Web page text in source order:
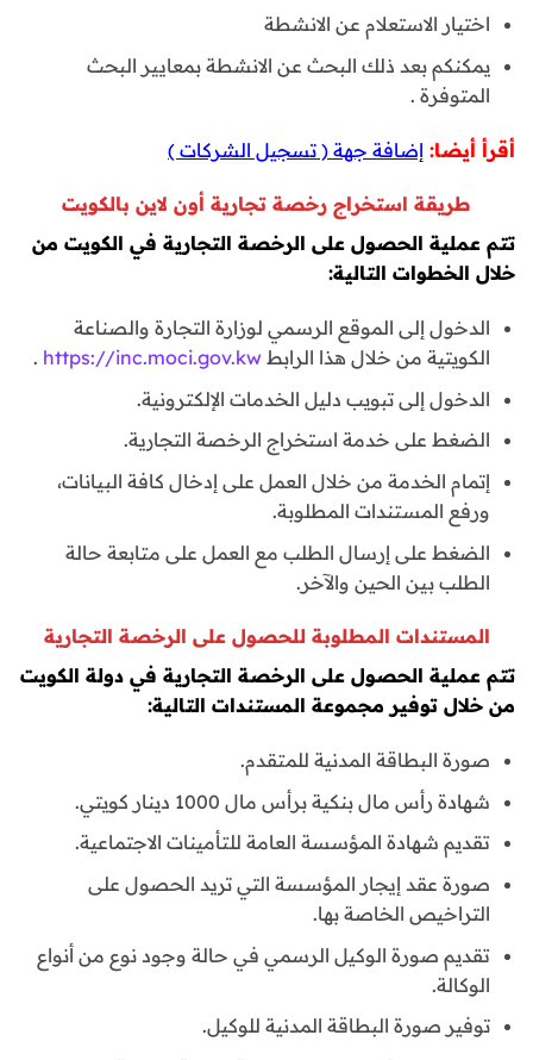
اختيار الاستعلام عن الانشطة
يمكنكم بعد ذلك البحث عن الانشطة بمعايير البحث
المتوفرة .
أقرأ أيضا: إضافة جهة ( تسجيل الشركات )
طريقة استخراج رخصة تجارية أون لاين بالكويت
تتم عملية الحصول على الرخصة التجارية في الكويت من
خلال الخطوات التالية:
الدخول إلى الموقع الرسمي لوزارة التجارة والصناعة
الكويتية من خلال هذا الرابط https://inc.moci.gov.kw
.
الدخول إلى تبويب دليل الخدمات الإلكترونية.
الضغط على خدمة استخراج الرخصة التجارية.
إتمام الخدمة من خلال العمل على إدخال كافة البيانات،
ورفع المستندات المطلوبة.
الضغط على إرسال الطلب مع العمل على متابعة حالة
الطلب بين الحين والآخر.
المستندات المطلوبة للحصول على الرخصة التجارية
تتم عملية الحصول على الرخصة التجارية في دولة الكويت
من خلال توفير مجموعة المستندات التالية:
صورة البطاقة المدنية للمتقدم.
شهادة رأس مال بنكية برأس مال 1000 دينار كويتي.
تقديم شهادة المؤسسة العامة للتأمينات الاجتماعية.
صورة عقد إيجار المؤسسة التي تريد الحصول على
التراخيص الخاصة بها.
تقديم صورة الوكيل الرسمي في حالة وجود نوع من أنواع
الوكالة.
توفير صورة البطاقة المدنية للوكيل.